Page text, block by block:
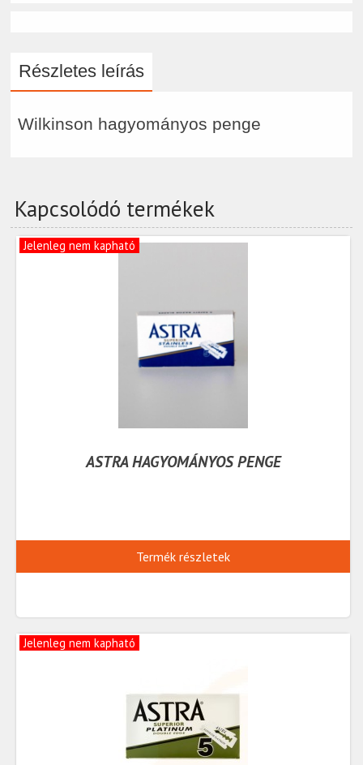
Részletes leírás
Wilkinson hagyományos penge
Kapcsolódó termékek
Jelenleg nem kapható
ASTRA HAGYOMÁNYOS PENGE
Termék részletek
Jelenleg nem kapható